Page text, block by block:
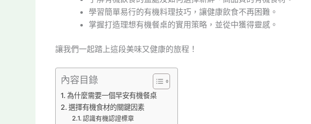
學習簡單易行的有機料理技巧，讓健康飲食不再困難。
掌握打造理想有機餐桌的實用策略，並從中獲得靈感。
讓我們一起踏上這段美味又健康的旅程！
內容目錄
為什麼需要一個早安有機餐桌
選擇有機食材的關鍵因素
認識有機認證標章